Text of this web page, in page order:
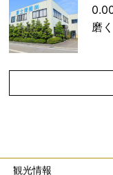
磨
観光情報